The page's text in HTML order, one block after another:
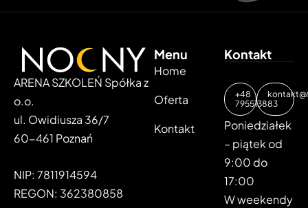
ARENA SZKOLEŃ Spółka z
o.o.
ul. Owidiusza 36/7
60-461 Poznań
NIP: 7811914594
REGON: 362380858
Menu
Home
Oferta
Kontakt
Kontakt
+48
795513883
Poniedziałek
– piątek od
9:00 do
17:00
W weekendy